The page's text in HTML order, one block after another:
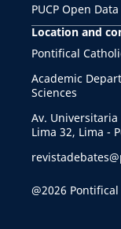
PUCP Open
Location and
Pontifical
Academic
Sciences
Av.
Lima 32, Lima -
@2026